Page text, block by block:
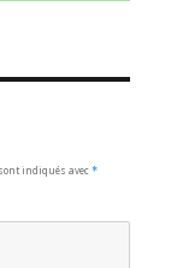
indiqués avec*